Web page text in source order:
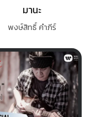
มานะ
พงษ์สิทธิ์ คำภีร์